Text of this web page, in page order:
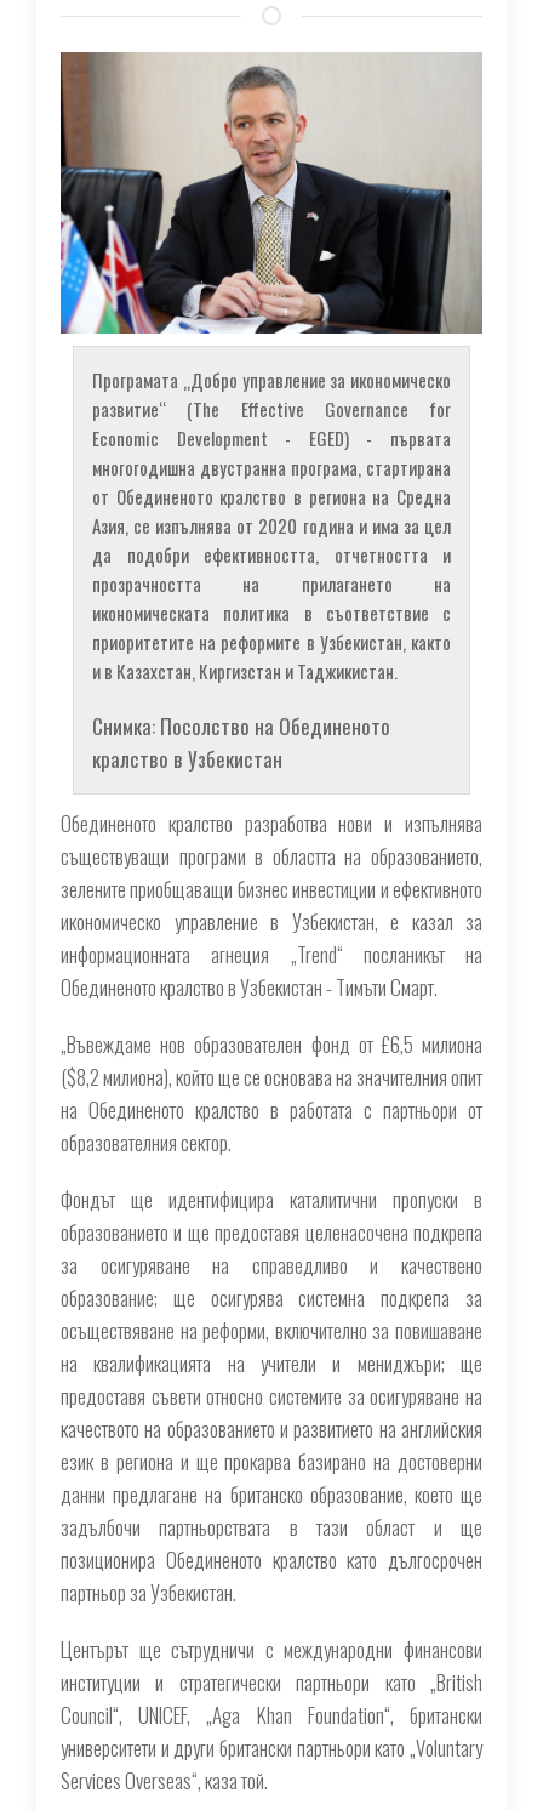
Програмата „Добро управление за икономическо
развитие“ (The Effective Governance for
Economic Development - EGED) - първата
многогодишна двустранна програма, стартирана
от Обединеното кралство в региона на Средна
Азия, се изпълнява от 2020 година и има за цел
да подобри ефективността, отчетността и
прозрачността на прилагането на
икономическата политика в съответствие с
приоритетите на реформите в Узбекистан, както
и в Казахстан, Киргизстан и Таджикистан.
Снимка: Посолство на Обединеното
кралство в Узбекистан
Обединеното кралство разработва нови и изпълнява
съществуващи програми в областта на образованието,
зелените приобщаващи бизнес инвестиции и ефективното
икономическо управление в Узбекистан, е казал за
информационната агнеция „Trend“ посланикът на
Обединеното кралство в Узбекистан - Тимъти Смарт.
„Въвеждаме нов образователен фонд от £6,5 милиона
($8,2 милиона), който ще се основава на значителния опит
на Обединеното кралство в работата с партньори от
образователния сектор.
Фондът ще идентифицира каталитични пропуски в
образованието и ще предоставя целенасочена подкрепа
за осигуряване на справедливо и качествено
образование; ще осигурява системна подкрепа за
осъществяване на реформи, включително за повишаване
на квалификацията на учители и мениджъри; ще
предоставя съвети относно системите за осигуряване на
качеството на образованието и развитието на английския
език в региона и ще прокарва базирано на достоверни
данни предлагане на британско образование, което ще
задълбочи партньорствата в тази област и ще
позиционира Обединеното кралство като дългосрочен
партньор за Узбекистан.
Центърът ще сътрудничи с международни финансови
институции и стратегически партньори като „British
Council“, UNICEF, „Aga Khan Foundation“, британски
университети и други британски партньори като „Voluntary
Services Overseas“, каза той.